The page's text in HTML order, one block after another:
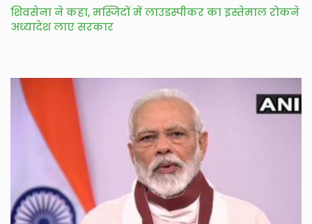
शिवसेना ने कहा, मस्जिदों में लाउडस्पीकर का इस्तेमाल रोकने
अध्यादेश लाए सरकार